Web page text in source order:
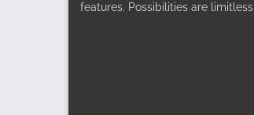
features. Possibilities are limitless